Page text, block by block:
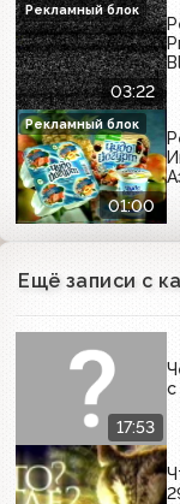
03:22
Рекламный блок
01:00
Рекламный блок
Ещё записи с
17:53
с